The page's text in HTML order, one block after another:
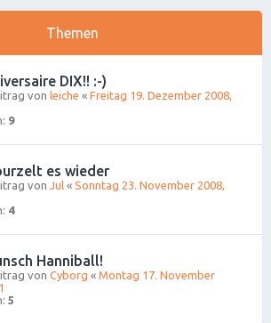
Themen
DIX!! :-)
von leiche « Freitag 19. Dezember 2008,
9
es wieder
von Jul « Sonntag 23. November 2008,
4
Hanniball!
von Cyborg « Montag 17. November
5